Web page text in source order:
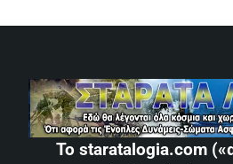
Το staratalogia.com